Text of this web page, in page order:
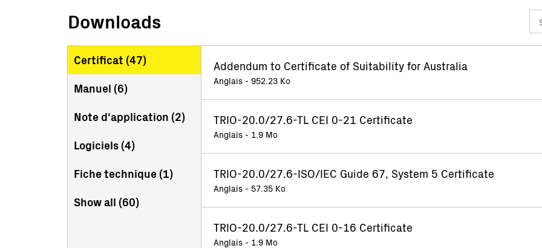
Downloads
Certificat (47)
Manuel (6)
Note d'application (2)
Logiciels (4)
Fiche technique (1)
Show all (60)
Addendum to Certificate of Suitability for Australia
Anglais - 952.23 Ko
TRIO-20.0/27.6-TL CEI 0-21 Certificate
Anglais - 1.9 Mo
TRIO-20.0/27.6-ISO/IEC Guide 67, System 5 Certificate
Anglais - 57.35 Ko
TRIO-20.0/27.6-TL CEI 0-16 Certificate
Anglais - 1.9 Mo